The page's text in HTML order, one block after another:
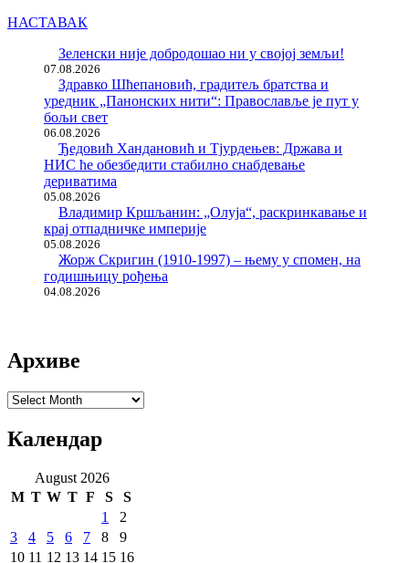
НАСТАВАК
Зеленски није добродошао ни у својој земљи!
07.08.2026
Здравко Шћепановић, градитељ братства и
уредник „Панонских нити“: Православље је пут у
бољи свет
06.08.2026
Ђедовић Хандановић и Тјурдењев: Држава и
НИС ће обезбедити стабилно снабдевање
дериватима
05.08.2026
Владимир Кршљанин: „Олуја“, раскринкавање и
крај отпадничке империје
05.08.2026
Жорж Скригин (1910-1997) – њему у спомен, на
годишњицу рођења
04.08.2026
Архиве
Архиве
Календар
August 2026
M T W T F S
S
1
2
3
4 5 6 7 8
9
10 11 12 13 14 15 16